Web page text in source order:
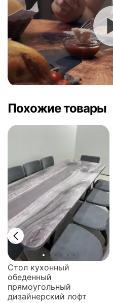
Похожие товары
Стол кухонный
обеденный
прямоугольный
дизайнерский лофт